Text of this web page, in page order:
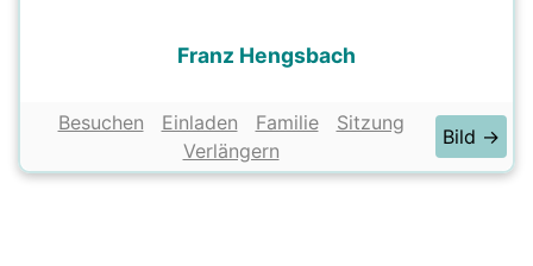
Franz Hengsbach
Besuchen Einladen Familie
Sitzung
Verlängern
Bild →